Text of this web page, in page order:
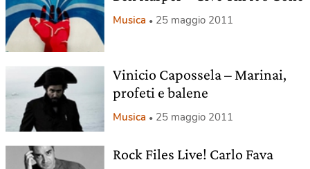
Musica 25 maggio 2011
Vinicio Capossela – Marinai,
profeti e balene
Musica 25 maggio 2011
Rock Files Live! Carlo Fava